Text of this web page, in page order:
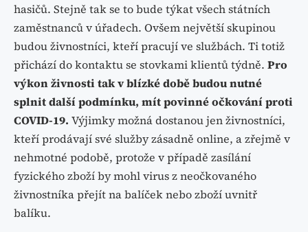
hasičů. Stejně tak se to bude týkat všech státních
zaměstnanců v úřadech. Ovšem největší skupinou
budou živnostníci, kteří pracují ve službách. Ti totiž
přichází do kontaktu se stovkami klientů týdně. Pro
výkon živnosti tak v blízké době budou nutné
splnit další podmínku, mít povinné očkování proti
COVID-19. Výjimky možná dostanou jen živnostníci,
kteří prodávají své služby zásadně online, a zřejmě v
nehmotné podobě, protože v případě zasílání
fyzického zboží by mohl virus z neočkovaného
živnostníka přejít na balíček nebo zboží uvnitř
balíku.